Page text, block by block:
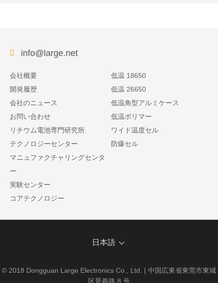
info@large.net
会社概要
開発履歴
会社のニュース
お問い合わせ
リチウム電池専門研究所
テクノロジーセンター
マニュファクチャリングセンタ
ー
実験センター
コアテクノロジー
低温 18650
低温 26650
低温角型アルミケース
低温ポリマー
ワイド温度セル
防爆セル
日本語
© 2018 Dongguan Large Electronics Co., Ltd. | 中国広東省東莞市東城
区景義路 8 号